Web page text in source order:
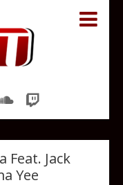
Feat. Jack
Yee